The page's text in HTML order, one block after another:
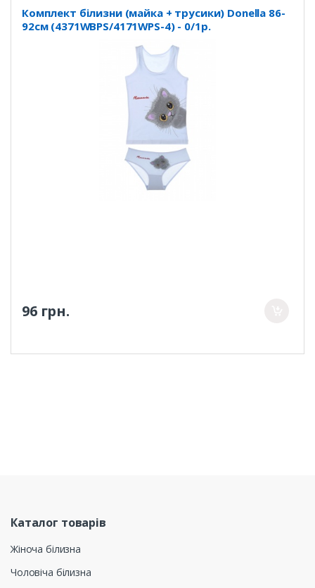
Комплект білизни (майка + трусики) Donella 86-
92см (4371WBPS/4171WPS-4) - 0/1р.
96 грн.
Каталог товарів
Жіноча білизна
Чоловіча білизна